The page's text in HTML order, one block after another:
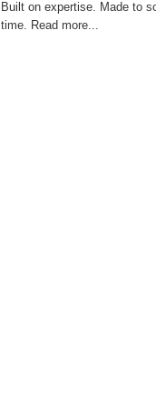
Built on expertise. Made to
time. Read more...